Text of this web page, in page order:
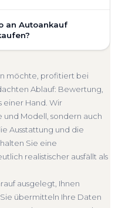
Verkaufspreis liegt —
an Ihrer Adresse —
an einem Treffpunkt
übernehmen wir
Barzahlung
an Autoankauf
und ganz
Bewertung, ein
den kompletten
Über 4.800
möchte, profitiert bei
Ablauf: Bewertung,
einer Hand. Wir
Modell, sondern auch
Ausstattung und die
Sie eine
realistischer ausfällt als
ausgelegt, Ihnen
übermitteln Ihre Daten